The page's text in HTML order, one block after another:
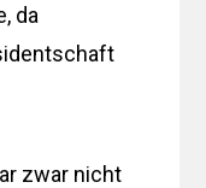
da
zwar nicht